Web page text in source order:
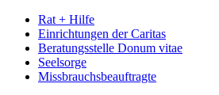
Rat + Hilfe
Einrichtungen der Caritas
Beratungsstelle Donum vitae
Seelsorge
Missbrauchsbeauftragte